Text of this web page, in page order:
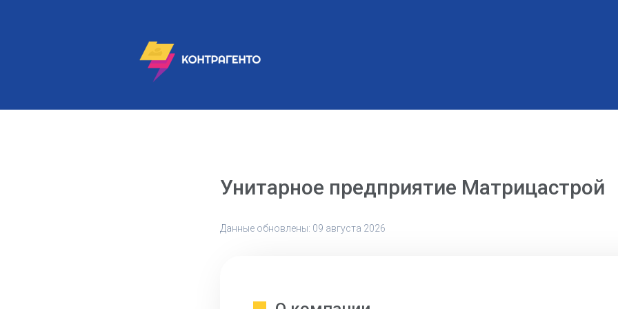
Унитарное предприятие Матрицастрой
Данные обновлены: 09 августа 2026